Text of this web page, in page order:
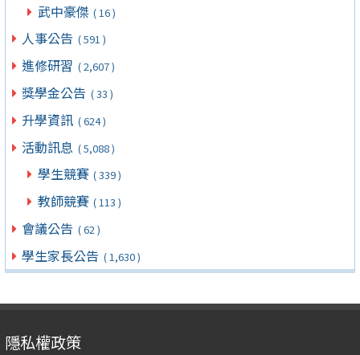
武中豪傑 ( 16 )
人事公告 ( 591 )
進修研習 ( 2,607 )
獎學金公告 ( 33 )
升學資訊 ( 624 )
活動訊息 ( 5,088 )
學生競賽 ( 339 )
教師競賽 ( 113 )
會議公告 ( 62 )
學生家長公告 ( 1,630 )
隱私權政策